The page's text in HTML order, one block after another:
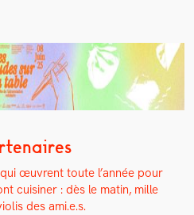
œuvrent toute l’année pour
cuisin­er : dès le matin, mille
des ami.e.s.